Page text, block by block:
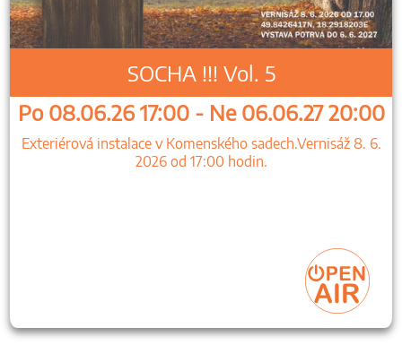
SOCHA !!! Vol. 5
Po 08.06.26 17:00 - Ne 06.06.27 20:00
Exteriérová instalace v Komenského sadech.Vernisáž 8. 6.
2026 od 17:00 hodin.